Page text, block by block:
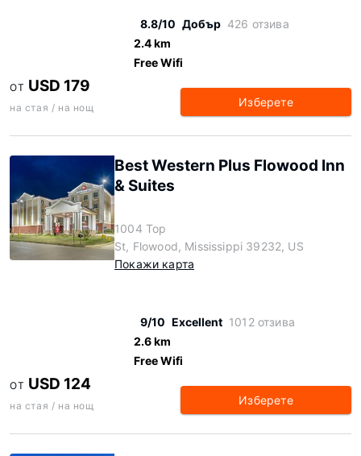
8.8/10 Добър 426 отзива
2.4 km
Free Wifi
ОТ USD 179
на стая / на нощ Изберете
Best Western Plus Flowood Inn
& Suites
1004 Top
St, Flowood, Mississippi 39232, US
Покажи карта
9/10 Excellent 1012 отзива
2.6 km
Free Wifi
ОТ USD 124
на стая / на нощ Изберете